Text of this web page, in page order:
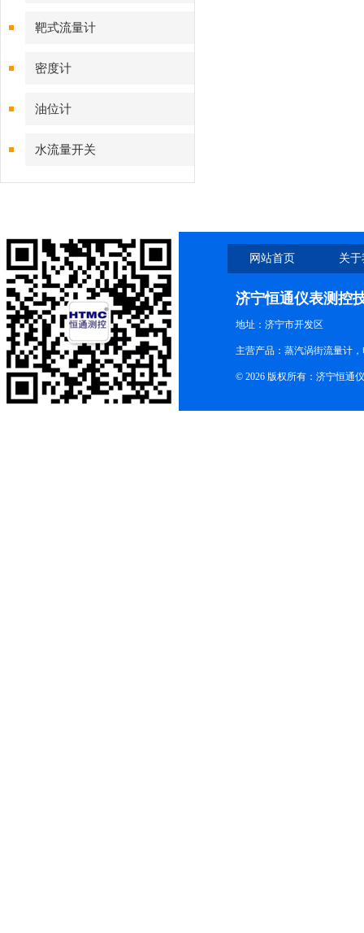
靶式流量计
密度计
油位计
水流量开关
网站首页 关
济宁恒通仪表测控
地址：济宁市开发区
主营产品：蒸汽涡街流量计
© 2026 版权所有：济宁恒通